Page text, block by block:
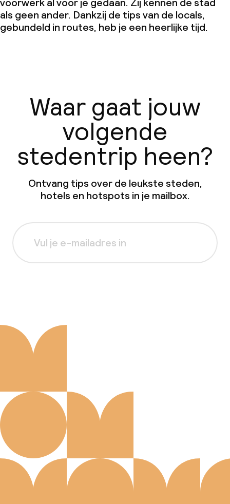
als geen ander. Dankzij de tips van de locals,
gebundeld in routes, heb je een heerlijke tijd.
Waar gaat jouw
volgende
stedentrip heen?
Ontvang tips over de leukste steden,
hotels en hotspots in je mailbox.